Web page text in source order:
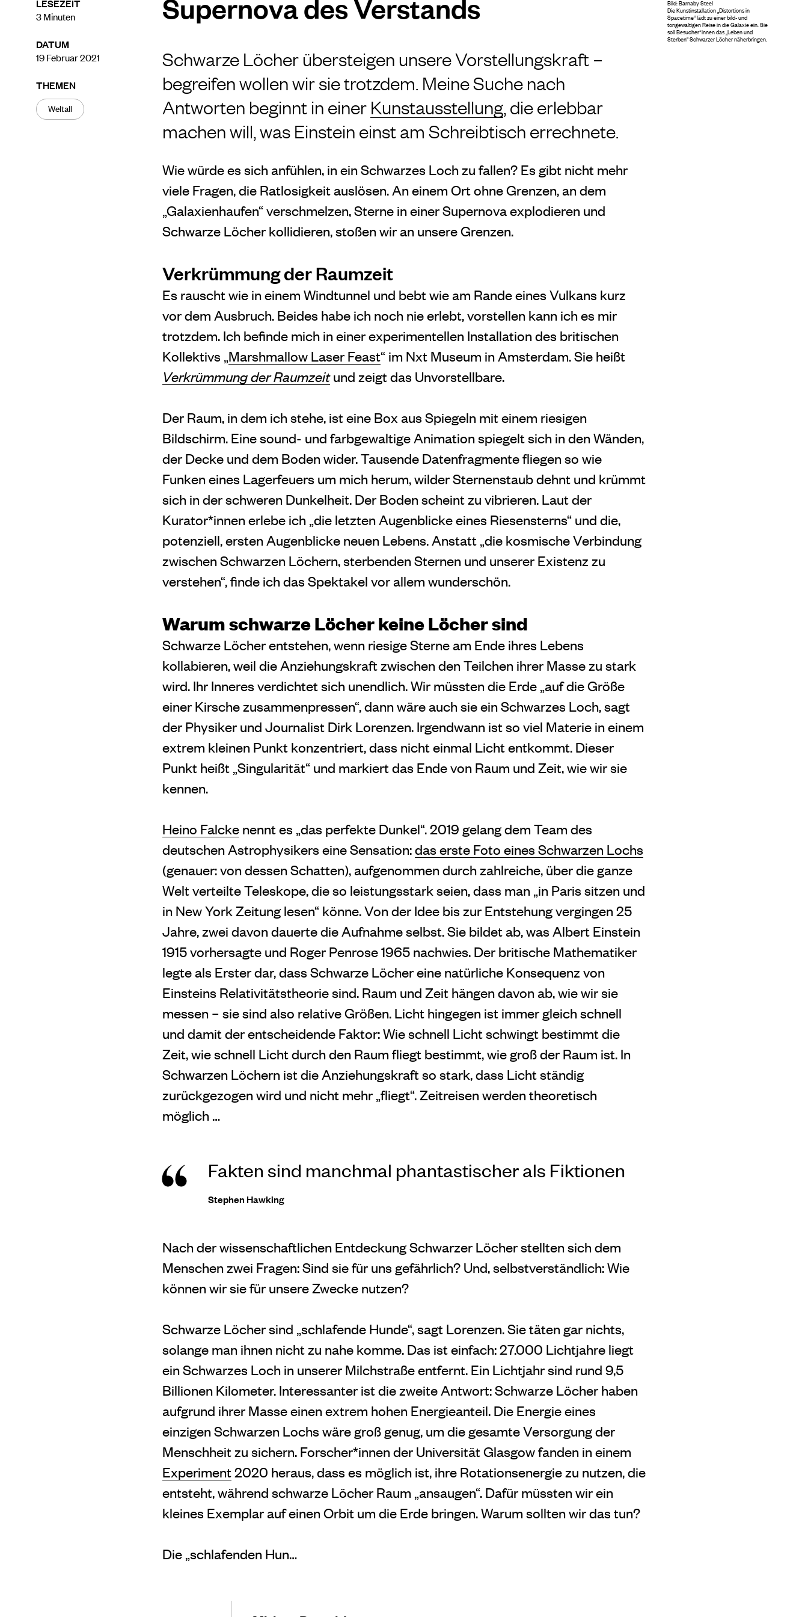
LESEZEIT
3Minuten
DATUM
19 Februar 2021
THEMEN
Weltall
Supernova des Verstands
Schwarze Löcher übersteigen unsere Vorstellungskraft –
begreifen wollen wir sie trotzdem. Meine Suche nach
Antworten beginnt in einer Kunstausstellung , die erlebbar
machen will, was Einstein einst am Schreibtisch errechnete.
Wie würde es sich anfühlen, in ein Schwarzes Loch zu fallen? Es gibt nicht mehr
viele Fragen, die Ratlosigkeit auslösen. An einem Ort ohne Grenzen, an dem
„Galaxienhaufen“ verschmelzen, Sterne in einer Supernova explodieren und
Schwarze Löcher kollidieren, stoßen wir an unsere Grenzen.
Verkrümmung der Raumzeit
Es rauscht wie in einem Windtunnel und bebt wie am Rande eines Vulkans kurz
vor dem Ausbruch. Beides habe ich noch nie erlebt, vorstellen kann ich es mir
trotzdem. Ich befinde mich in einer experimentellen Installation des britischen
Kollektivs „ Marshmallow Laser Feast“ im Nxt Museum in Amsterdam. Sie heißt
Verkrümmung der Raumzeitund zeigt das Unvorstellbare.
Der Raum, in dem ich stehe, ist eine Box aus Spiegeln mit einem riesigen
Bildschirm. Eine sound- und farbgewaltige Animation spiegelt sich in den Wänden,
der Decke und dem Boden wider. Tausende Datenfragmente fliegen so wie
Funken eines Lagerfeuers um mich herum, wilder Sternenstaub dehnt und krümmt
sich in der schweren Dunkelheit. Der Boden scheint zu vibrieren. Laut der
Kurator*innen erlebe ich „die letzten Augenblicke eines Riesensterns“ und die,
potenziell, ersten Augenblicke neuen Lebens. Anstatt „die kosmische Verbindung
zwischen Schwarzen Löchern, sterbenden Sternen und unserer Existenz zu
verstehen“, finde ich das Spektakel vor allem wunderschön.
Warum schwarze Löcher keine Löcher sind
Schwarze Löcher entstehen, wenn riesige Sterne am Ende ihres Lebens
kollabieren, weil die Anziehungskraft zwischen den Teilchen ihrer Masse zu stark
wird. Ihr Inneres verdichtet sich unendlich.Wir müssten die Erde „auf die Größe
einer Kirsche zusammenpressen“, dann wäre auch sie ein Schwarzes Loch, sagt
der Physiker und Journalist Dirk Lorenzen. Irgendwann ist so viel Materie in einem
extrem kleinen Punkt konzentriert, dass nicht einmal Licht entkommt. Dieser
Punkt heißt „Singularität“ und markiert das Ende von Raum und Zeit, wie wir sie
kennen.
Heino Falcke nennt es „das perfekte Dunkel“. 2019 gelang dem Team des
deutschen Astrophysikers eine Sensation:das erste Foto eines Schwarzen Lochs
(genauer: von dessen Schatten), aufgenommen durch zahlreiche, über die ganze
Welt verteilte Teleskope, die so leistungsstark seien, dass man „in Paris sitzen und
in New York Zeitung lesen“ könne. Von der Idee bis zur Entstehung vergingen 25
Jahre, zwei davon dauerte die Aufnahme selbst. Sie bildet ab, was Albert Einstein
1915 vorhersagte und Roger Penrose 1965 nachwies. Der britische Mathematiker
legte als Erster dar, dass Schwarze Löcher eine natürliche Konsequenz von
Einsteins Relativitätstheorie sind. Raum und Zeit hängen davon ab, wie wir sie
messen – sie sind also relative Größen. Licht hingegen ist immer gleich schnell
und damit der entscheidende Faktor: Wie schnell Licht schwingt bestimmt die
Zeit, wie schnell Licht durch den Raum fliegt bestimmt, wie groß der Raum ist. In
Schwarzen Löchern ist die Anziehungskraft so stark, dass Licht ständig
zurückgezogen wird und nicht mehr „fliegt“. Zeitreisen werden theoretisch
möglich …
Fakten sind manchmal phantastischer als Fiktionen
Stephen Hawking
Nach der wissenschaftlichen Entdeckung Schwarzer Löcher stellten sich dem
Menschen zwei Fragen: Sind sie für uns gefährlich? Und, selbstverständlich: Wie
können wir sie für unsere Zwecke nutzen?
Schwarze Löcher sind „schlafende Hunde“, sagt Lorenzen. Sie täten gar nichts,
solange man ihnen nicht zu nahe komme. Das ist einfach: 27.000 Lichtjahre liegt
ein Schwarzes Loch in unserer Milchstraße entfernt. Ein Lichtjahr sind rund 9,5
Billionen Kilometer. Interessanter ist die zweite Antwort: Schwarze Löcher haben
aufgrund ihrer Masse einen extrem hohen Energieanteil. Die Energie eines
einzigen Schwarzen Lochs wäre groß genug, um die gesamte Versorgung der
Menschheit zu sichern. Forscher*innen der Universität Glasgow fanden in einem
Experiment2020 heraus, dass es möglich ist, ihre Rotationsenergie zu nutzen,die
entsteht, während schwarze Löcher Raum „ansaugen“. Dafür müssten wir ein
kleines Exemplar auf einen Orbit um die Erde bringen.Warum sollten wir das tun?
Die „schlafenden Hun…
Bild: Barnaby Steel
Die Kunstinstallation „Distortions in
Spacetime“ lädt zu einer bild- und
tongewaltigen Reise in die Galaxie ein. Sie
soll Besucher*innen das „Leben und
Sterben“ Schwarzer Löcher näherbringen.